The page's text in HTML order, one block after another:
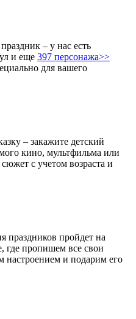
– у нас есть
и еще 397 персонажа>>
для вашего
– закажите детский
кино, мультфильма или
с учетом возраста и
праздников пройдет на
где пропишем все свои
настроением и подарим его